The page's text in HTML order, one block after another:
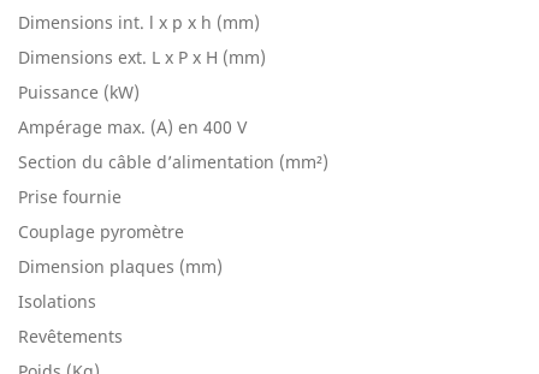
Dimensions int. l x p x h (mm)
Dimensions ext. L x P x H (mm)
Puissance (kW)
Ampérage max. (A) en 400 V
Section du câble d’alimentation (mm²)
Prise fournie
Couplage pyromètre
Dimension plaques (mm)
Isolations
Revêtements